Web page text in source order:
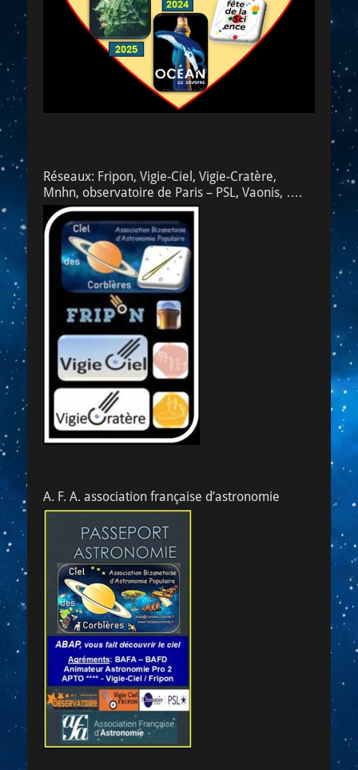
Réseaux: Fripon, Vigie-Ciel, Vigie-Cratère,
Mnhn, observatoire de Paris – PSL, Vaonis, ….
A. F. A. association française d’astronomie